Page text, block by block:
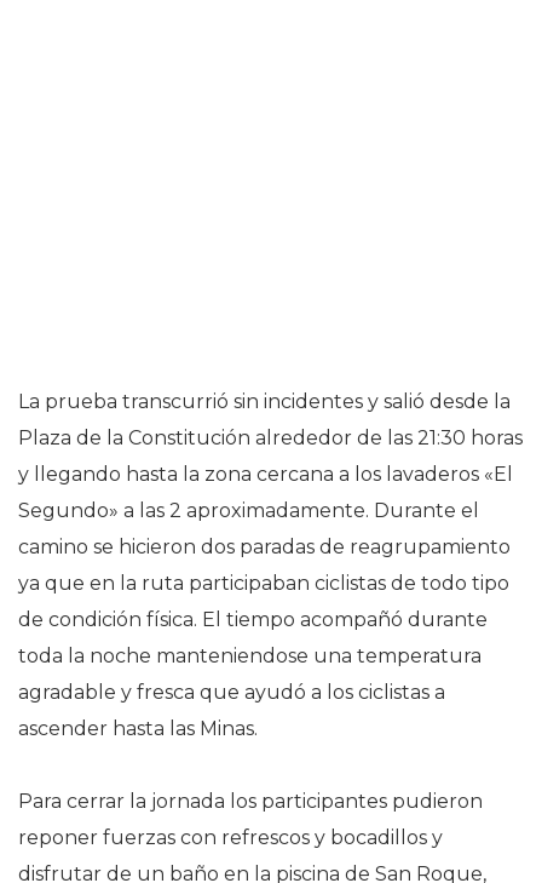
La prueba transcurrió sin incidentes y salió desde la
Plaza de la Constitución alrededor de las 21:30 horas
y llegando hasta la zona cercana a los lavaderos «El
Segundo» a las 2 aproximadamente. Durante el
camino se hicieron dos paradas de reagrupamiento
ya que en la ruta participaban ciclistas de todo tipo
de condición física. El tiempo acompañó durante
toda la noche manteniendose una temperatura
agradable y fresca que ayudó a los ciclistas a
ascender hasta las Minas.
Para cerrar la jornada los participantes pudieron
reponer fuerzas con refrescos y bocadillos y
disfrutar de un baño en la piscina de San Roque,